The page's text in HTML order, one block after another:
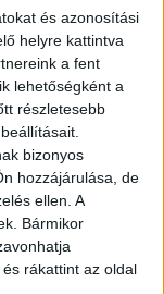
és azonosítási
helyre kattintva
a fent
lehetőségként a
részletesebb
bizonyos
hozzájárulása, de
ellen. A
Bármikor
rákattint az oldal
narrációinak
hasznosak, de
átlagosan
fiatalemberről
A videók a
nemcsak itthon,
videó is
milliós